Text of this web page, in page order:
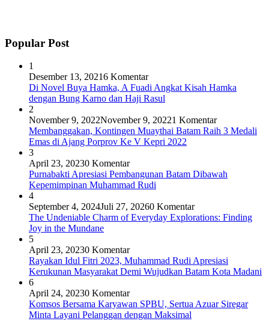
Popular Post
1
Desember 13, 20216 Komentar
Di Novel Buya Hamka, A Fuadi Angkat Kisah Hamka
dengan Bung Karno dan Haji Rasul
2
November 9, 2022November 9, 20221 Komentar
Membanggakan, Kontingen Muaythai Batam Raih 3 Medali
Emas di Ajang Porprov Ke V Kepri 2022
3
April 23, 20230 Komentar
Purnabakti Apresiasi Pembangunan Batam Dibawah
Kepemimpinan Muhammad Rudi
4
September 4, 2024Juli 27, 20260 Komentar
The Undeniable Charm of Everyday Explorations: Finding
Joy in the Mundane
5
April 23, 20230 Komentar
Rayakan Idul Fitri 2023, Muhammad Rudi Apresiasi
Kerukunan Masyarakat Demi Wujudkan Batam Kota Madani
6
April 24, 20230 Komentar
Komsos Bersama Karyawan SPBU, Sertua Azuar Siregar
Minta Layani Pelanggan dengan Maksimal